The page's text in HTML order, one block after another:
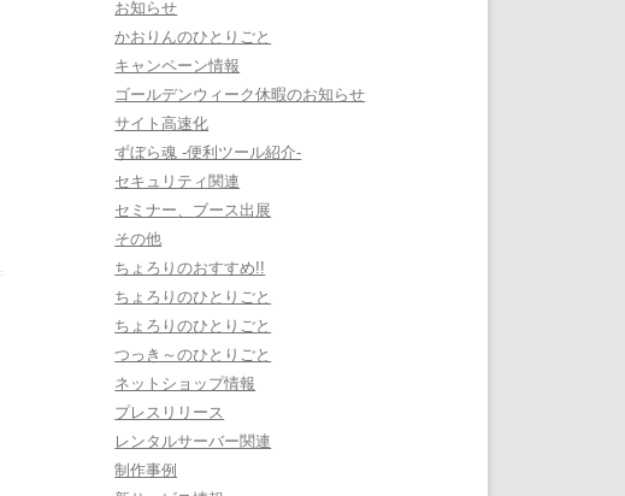
お知らせ
かおりんのひとりごと
キャンペーン情報
ゴールデンウィーク休暇のお知らせ
サイト高速化
ずぼら魂 -便利ツール紹介-
セキュリティ関連
セミナー、ブース出展
その他
ちょろりのおすすめ!!
ちょろりのひとりごと
ちょろりのひとりごと
つっき～のひとりごと
ネットショップ情報
プレスリリース
レンタルサーバー関連
制作事例